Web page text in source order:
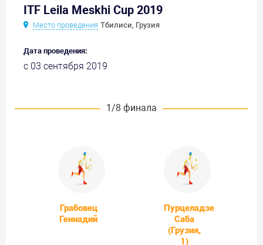
ITF Leila Meskhi Cup 2019
Место проведения Тбилиси, Грузия
Дата проведения:
с 03 сентября 2019
1/8 финала
Грабовец
Геннадий
Пурцеладзе
Саба
(Грузия,
1)